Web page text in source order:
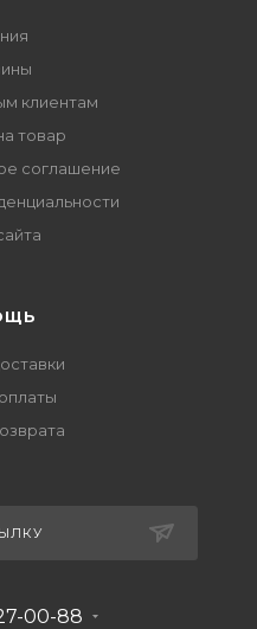
клиентам
товар
соглашение
00-88